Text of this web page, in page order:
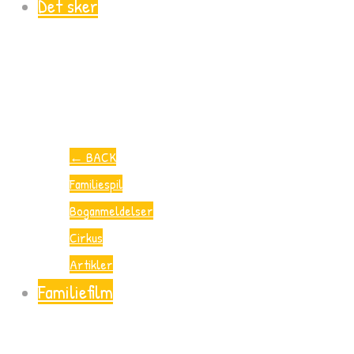
Det sker
← BACK
Familiespil
Boganmeldelser
Cirkus
Artikler
Familiefilm